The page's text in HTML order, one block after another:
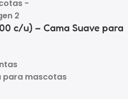
c/u) – Cama Suave para
para mascotas